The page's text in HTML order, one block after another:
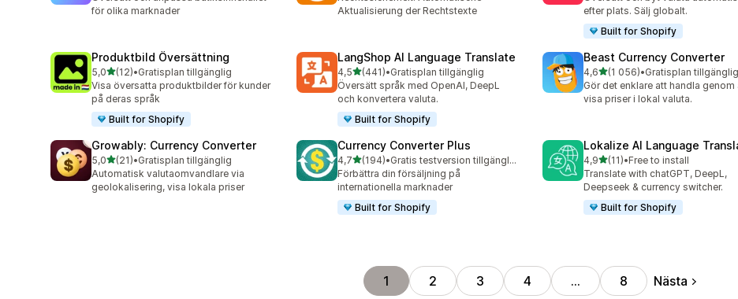
för olika marknader
Aktualisierung der Rechtstexte
efter plats. Sälj globalt.
Built for Shopify
Produktbild Översättning
5,0av 5 stjärnor
(12)
12 recensioner totalt
•Gratisplan tillgänglig
Visa översatta produktbilder för kunder
på deras språk
Built for Shopify
LangShop AI Language Translate
4,5av 5 stjärnor
(441)
441 recensioner totalt
•Gratisplan tillgänglig
Översätt språk med OpenAI, DeepL
och konvertera valuta.
Built for Shopify
Beast Currency Converter
4,6av 5 stjärnor
(1 056)
1056 recensioner totalt
•Gratisplan tillgänglig
Gör det enklare att handla genom
visa priser i lokal valuta.
Growably: Currency Converter
5,0av 5 stjärnor
(21)
21 recensioner totalt
•Gratisplan tillgänglig
Automatisk valutaomvandlare via
geolokalisering, visa lokala priser
Currency Converter Plus
4,7av 5 stjärnor
(194)
194 recensioner totalt
•
Gratis testversion tillgänglig
Förbättra din försäljning på
internationella marknader
Built for Shopify
Lokalize AI Language
4,9av 5 stjärnor
(11)
11 recensioner totalt
•Free to install
Translate with chatGPT, DeepL,
Deepseek & currency switcher.
Built for Shopify
1 2 3 4 … 8 Nästa